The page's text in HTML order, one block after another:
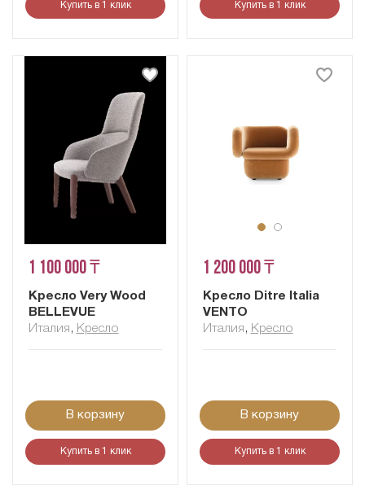
Купить в 1 клик Купить в 1 клик
1 100 000 ₸
Кресло Very Wood
BELLEVUE
Италия , Кресло
В корзину
Купить в 1 клик
1 200 000 ₸
Кресло Ditre Italia
VENTO
Италия , Кресло
В корзину
Купить в 1 клик